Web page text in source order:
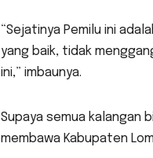
“Sejatinya Pemilu ini
yang baik, tidak
ini,” imbaunya.
Supaya semua kalangan
membawa Kabupaten